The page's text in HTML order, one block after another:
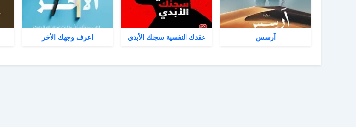
آرسس عقدك النفسية سجنك الأبدي اعرف وجهك الأخر